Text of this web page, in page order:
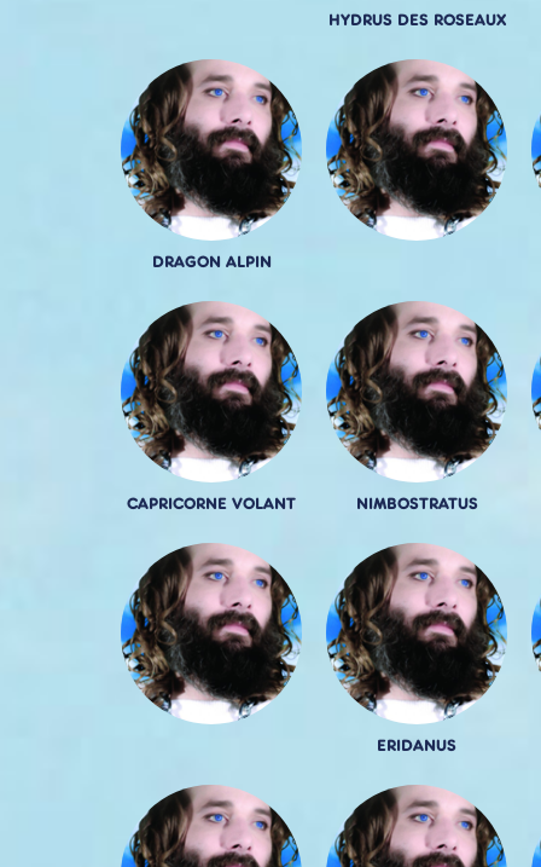
HYDRUS DES ROSEAUX
DRAGON ALPIN
CAPRICORNE VOLANT NIMBOSTRATUS
ERIDANUS